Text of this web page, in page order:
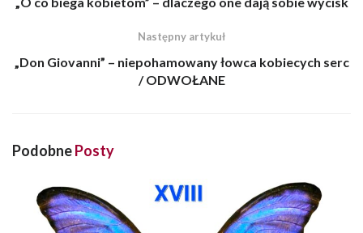
Następny artykuł
„Don Giovanni” – niepohamowany łowca kobiecych serc
/ ODWOŁANE
PodobnePosty